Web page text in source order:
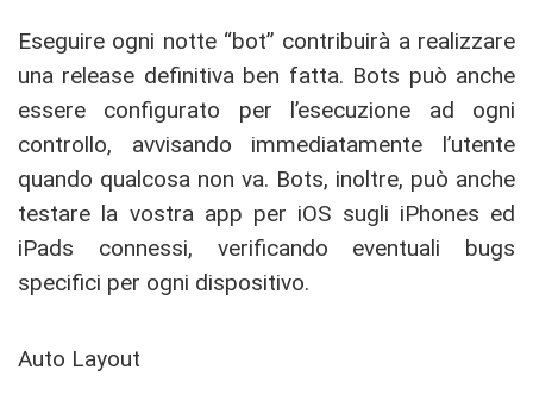
Eseguire ogni notte “bot” contribuirà a realizzare
una release definitiva ben fatta. Bots può anche
essere configurato per l’esecuzione ad ogni
controllo, avvisando immediatamente l’utente
quando qualcosa non va. Bots, inoltre, può anche
testare la vostra app per iOS sugli iPhones ed
iPads connessi, verificando eventuali bugs
specifici per ogni dispositivo.
Auto Layout